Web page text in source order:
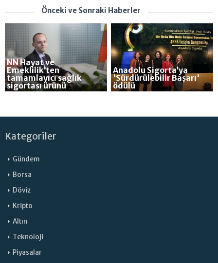
Önceki ve Sonraki Haberler
NN Hayat ve
Emeklilik’ten
tamamlayıcı sağlık
sigortası ürünü
Anadolu Sigorta’ya
'Sürdürülebilir Başarı'
ödülü
Kategoriler
Gündem
Borsa
Döviz
Kripto
Altın
Teknoloji
Piyasalar